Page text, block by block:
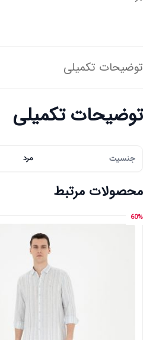
توضیحات تکمیلی
توضیحات تکمیلی
جنسیت مرد
محصولات مرتبط
60%